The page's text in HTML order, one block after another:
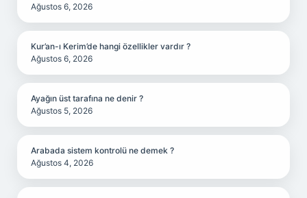
Ağustos 6, 2026
Kur’an-ı Kerim’de hangi özellikler vardır ?
Ağustos 6, 2026
Ayağın üst tarafına ne denir ?
Ağustos 5, 2026
Arabada sistem kontrolü ne demek ?
Ağustos 4, 2026